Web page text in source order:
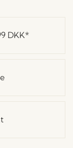
DKK*